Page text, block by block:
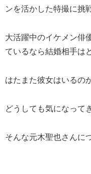
ンを活かした特撮に挑
大活躍中のイケメン俳
ているなら結婚相手は
はたまた彼女はいるの
どうしても気になって
そんな元木聖也さんに